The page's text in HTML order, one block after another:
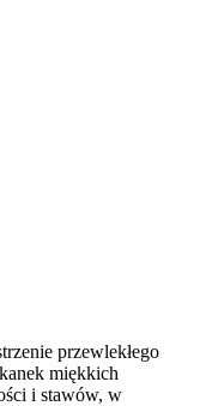
przewlekłego
miękkich
i stawów, w